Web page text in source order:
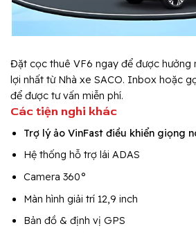
Đặt cọc thuê VF6 ngay để được hưởng
lợi nhất từ Nhà xe SACO. Inbox hoặc
để được tư vấn miễn phí.
Các tiện nghi khác
Trợ lý ảo VinFast điều khiển giọng
Hệ thống hỗ trợ lái ADAS
Camera 360°
Màn hình giải trí 12,9 inch
Bản đồ & định vị GPS